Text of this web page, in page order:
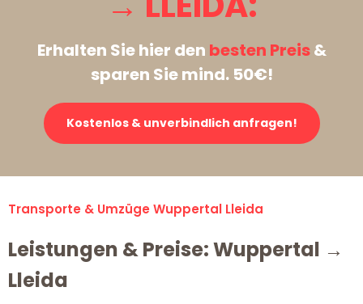
Erhalten Sie hier den besten Preis&
sparen Sie mind. 50€!
Kostenlos & unverbindlich anfragen!
Transporte & Umzüge Wuppertal Lleida
Leistungen & Preise: Wuppertal →
Lleida